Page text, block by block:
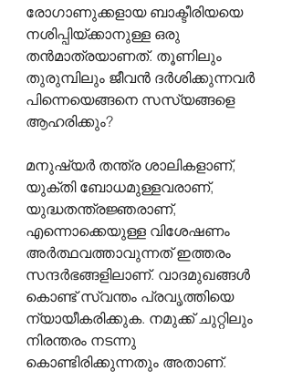
രോഗാണുക്കളായ ബാക്ടീരിയയെ
നശിപ്പിയ്ക്കാനുള്ള ഒരു
തൻമാത്രയാണത്. തൂണിലും
തുരുമ്പിലും ജീവൻ ദർശിക്കുന്നവർ
പിന്നെയെങ്ങനെ സസ്യങ്ങളെ
ആഹരിക്കും?
മനുഷ്യർ തന്ത്ര ശാലികളാണ്,
യുക്തി ബോധമുള്ളവരാണ്,
യുദ്ധതന്ത്രജ്ഞരാണ്,
എന്നൊക്കെയുള്ള വിശേഷണം
അർത്ഥവത്താവുന്നത് ഇത്തരം
സന്ദർഭങ്ങളിലാണ്. വാദമുഖങ്ങൾ
കൊണ്ട് സ്വന്തം പ്രവൃത്തിയെ
ന്യായീകരിക്കുക. നമുക്ക് ചുറ്റിലും
നിരന്തരം നടന്നു
കൊണ്ടിരിക്കുന്നതും അതാണ്.